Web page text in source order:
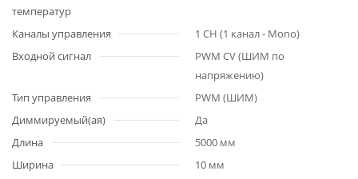
температур
Каналы управления
1 CH (1 канал - Mono)
Входной сигнал
PWM СV (ШИМ по
напряжению)
Тип управления
PWM (ШИМ)
Диммируемый(ая)
Да
Длина
5000 мм
Ширина
10 мм